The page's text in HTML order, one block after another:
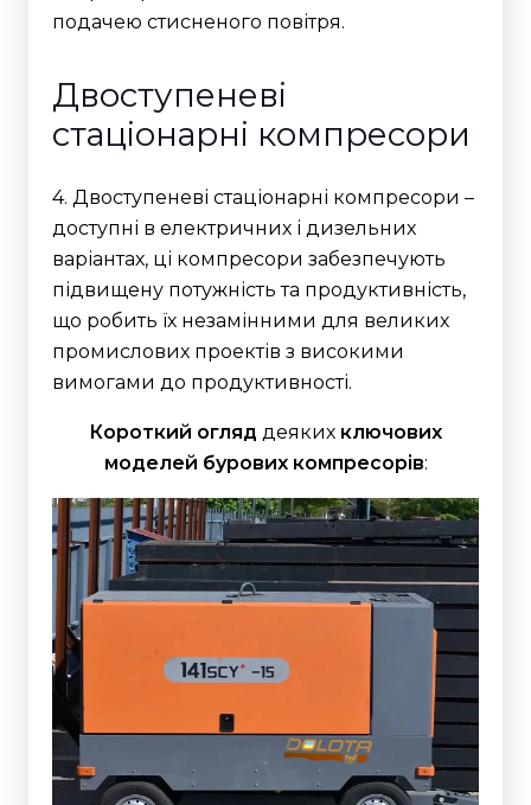
подачею стисненого повітря.
Двоступеневі
стаціонарні компресори
4. Двоступеневі стаціонарні компресори –
доступні в електричних і дизельних
варіантах, ці компресори забезпечують
підвищену потужність та продуктивність,
що робить їх незамінними для великих
промислових проектів з високими
вимогами до продуктивності.
Короткий огляд деяких ключових
моделей бурових компресорів: